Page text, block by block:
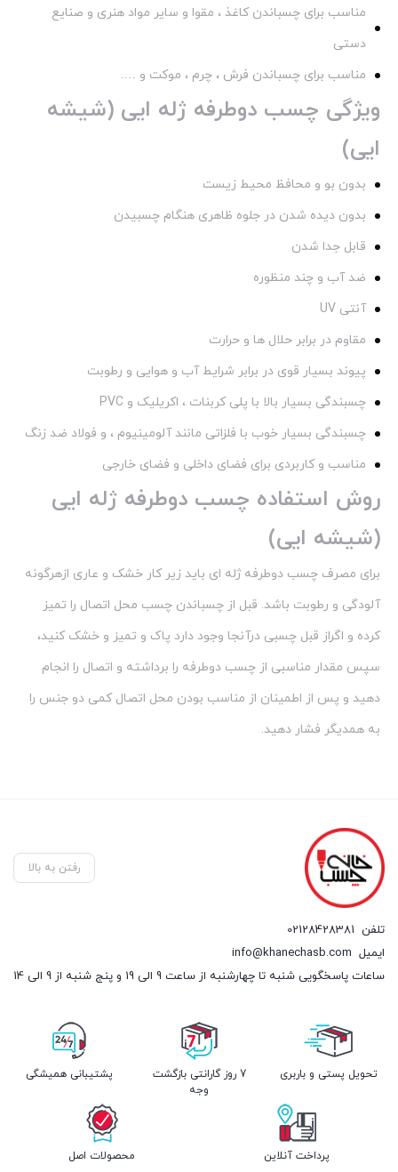
مناسب برای چسباندن کاغذ ، مقوا و سایر مواد هنری و صنایع
دستی
مناسب برای چسباندن فرش ، چرم ، موکت و ….
ویژگی چسب دوطرفه ژله ایی (شیشه
ایی)
بدون بو و محافظ محیط زیست
بدون دیده شدن در جلوه ظاهری هنگام چسبیدن
قابل جدا شدن
ضد آب و چند منظوره
آنتی UV
مقاوم در برابر حلال ها و حرارت
پیوند بسیار قوی در برابر شرایط آب و هوایی و رطوبت
چسبندگی بسیار بالا با پلی کربنات ، اکریلیک و PVC
چسبندگی بسیار خوب با فلزاتی مانند آلومینیوم ، و فولاد ضد زنگ
مناسب و کاربردی برای فضای داخلی و فضای خارجی
روش استفاده چسب دوطرفه ژله ایی
(شیشه ایی)
برای مصرف چسب دوطرفه ژله ای باید زیر کار خشک و عاری ازهرگونه
آلودگی و رطوبت باشد. قبل از چسباندن چسب محل اتصال را تمیز
کرده و اگراز قبل چسبی درآنجا وجود دارد پاک و تمیز و خشک کنید،
سپس مقدار مناسبی از چسب دوطرفه را برداشته و اتصال را انجام
دهید و پس از اطمینان از مناسب بودن محل اتصال کمی دو جنس را
به همدیگر فشار دهید.
رفتن به بالا
تلفن 02128428381
ایمیل info@khanechasb.com
ساعات پاسخگویی شنبه تا چهارشنبه از ساعت 9 الی 19 و پنج شنبه از 9 الی 14
تحویل پستی و باربری
7 روز گارانتی بازگشت
وجه
پشتیبانی همیشگی
پرداخت آنلاین محصولات اصل